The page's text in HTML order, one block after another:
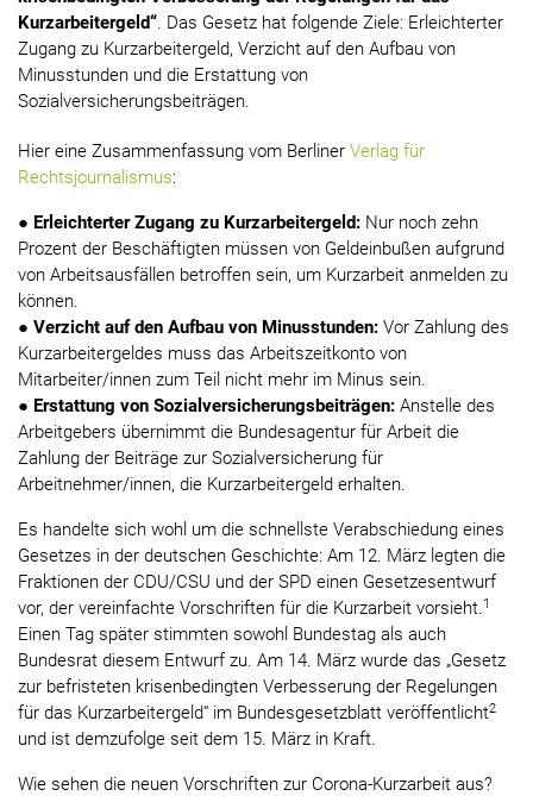
Kurzarbeitergeld“. Das Gesetz hat folgende Ziele: Erleichterter
Zugang zu Kurzarbeitergeld, Verzicht auf den Aufbau von
Minusstunden und die Erstattung von
Sozialversicherungsbeiträgen.
Hier eine Zusammenfassung vom Berliner Verlag für
Rechtsjournalismus:
● Erleichterter Zugang zu Kurzarbeitergeld: Nur noch zehn
Prozent der Beschäftigten müssen von Geldeinbußen aufgrund
von Arbeitsausfällen betroffen sein, um Kurzarbeit anmelden zu
können.
● Verzicht auf den Aufbau von Minusstunden: Vor Zahlung des
Kurzarbeitergeldes muss das Arbeitszeitkonto von
Mitarbeiter/innen zum Teil nicht mehr im Minus sein.
● Erstattung von Sozialversicherungsbeiträgen: Anstelle des
Arbeitgebers übernimmt die Bundesagentur für Arbeit die
Zahlung der Beiträge zur Sozialversicherung für
Arbeitnehmer/innen, die Kurzarbeitergeld erhalten.
Es handelte sich wohl um die schnellste Verabschiedung eines
Gesetzes in der deutschen Geschichte: Am 12. März legten die
Fraktionen der CDU/CSU und der SPD einen Gesetzesentwurf
vor, der vereinfachte Vorschriften für die Kurzarbeit vorsieht.1
Einen Tag später stimmten sowohl Bundestag als auch
Bundesrat diesem Entwurf zu. Am 14. März wurde das „Gesetz
zur befristeten krisenbedingten Verbesserung der Regelungen
für das Kurzarbeitergeld“ im Bundesgesetzblatt veröffentlicht2
und ist demzufolge seit dem 15. März in Kraft.
Wie sehen die neuen Vorschriften zur Corona-Kurzarbeit aus?